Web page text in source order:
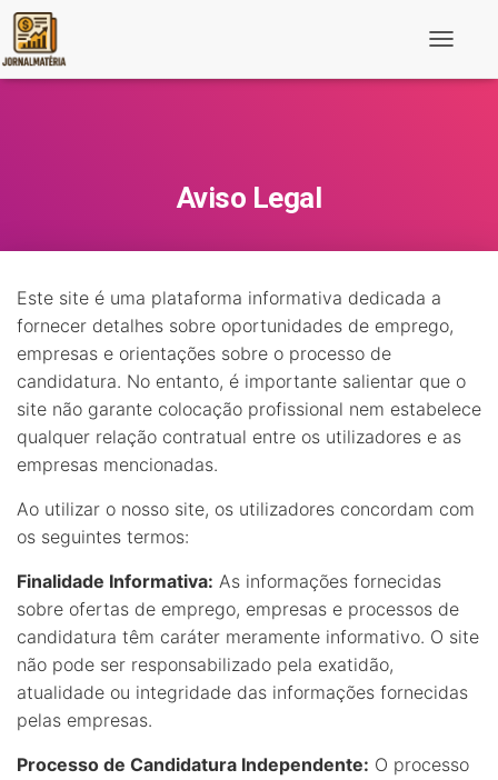
o
n
Aviso Legal
Este site é uma plataforma informativa dedicada a
fornecer detalhes sobre oportunidades de emprego,
empresas e orientações sobre o processo de
candidatura. No entanto, é importante salientar que o
site não garante colocação profissional nem estabelece
qualquer relação contratual entre os utilizadores e as
empresas mencionadas.
Ao utilizar o nosso site, os utilizadores concordam com
os seguintes termos:
Finalidade Informativa: As informações fornecidas
sobre ofertas de emprego, empresas e processos de
candidatura têm caráter meramente informativo. O site
não pode ser responsabilizado pela exatidão,
atualidade ou integridade das informações fornecidas
pelas empresas.
Processo de Candidatura Independente: O processo